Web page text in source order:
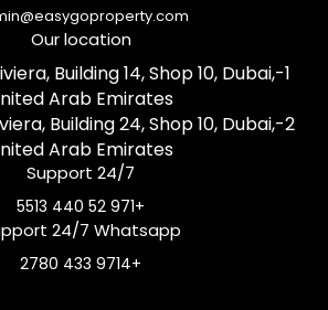
Our location
Building 14, Shop 10, Dubai,
Arab Emirates
Building 24, Shop 10, Dubai,
Arab Emirates
Support 24/7
+971 52 440 5513
24/7 Whatsapp
+9714 433 2780